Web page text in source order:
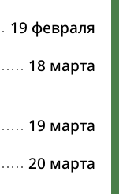
19 февраля
18 марта
19 марта
20 марта